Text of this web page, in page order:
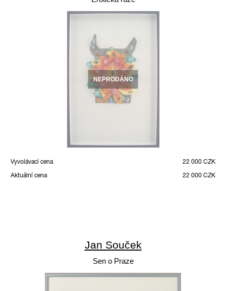
NEPRODÁNO
Vyvolávací cena
22 000 CZK
Aktuální cena
22 000 CZK
Jan Souček
Sen o Praze